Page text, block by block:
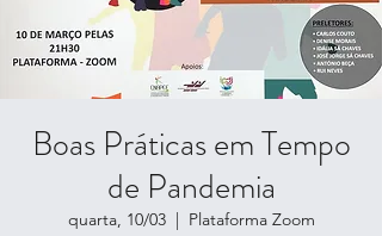
Boas Práticas em Tempo
de Pandemia
quarta, 10/03
  |
Plataforma Zoom